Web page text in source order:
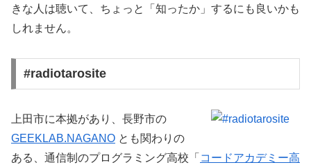
きな人は聴いて、ちょっと「知ったか」するにも良いかも
しれません。
#radiotarosite
上田市に本拠があり、長野市の
GEEKLAB.NAGANO とも関わりの
ある、通信制のプログラミング高校「 コードアカデミー高